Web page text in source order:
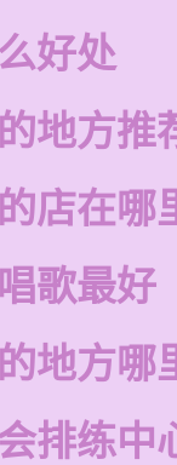
好处
地方推
店在哪
歌最好
地方哪
排练中